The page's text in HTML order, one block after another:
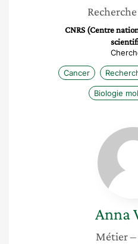
Recherche
CNRS (Centre
Cancer
Biologie
Anna
Métier